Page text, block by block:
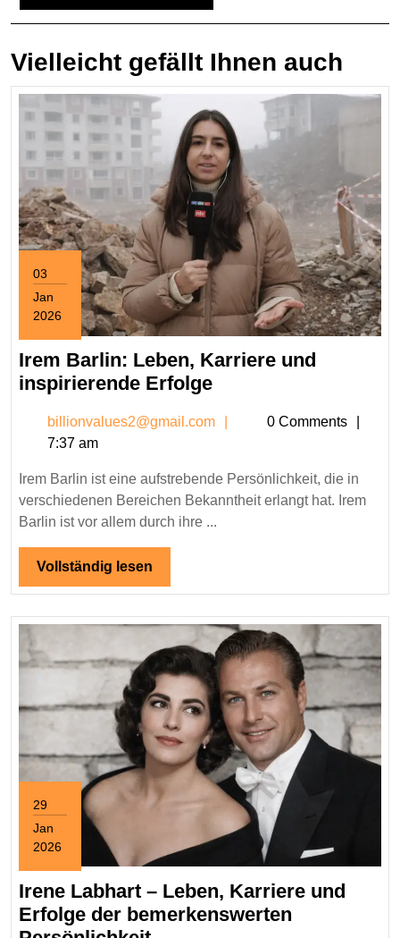
Vielleicht gefällt Ihnen auch
03
Jan
2026
3,
2026
Irem Barlin: Leben, Karriere und
inspirierende ErfolgeIrem
Leben,
und
inspirierende
Erfolge
billionvalues2@gmail.com
0 Comments
7:37 am
Irem Barlin ist eine aufstrebende Persönlichkeit, die in
verschiedenen Bereichen Bekanntheit erlangt hat. Irem
Barlin ist vor allem durch ihre ...
Vollständig lesen
lesen
29
Jan
2026
2026
Irene Labhart – Leben, Karriere und
Erfolge der bemerkenswerten